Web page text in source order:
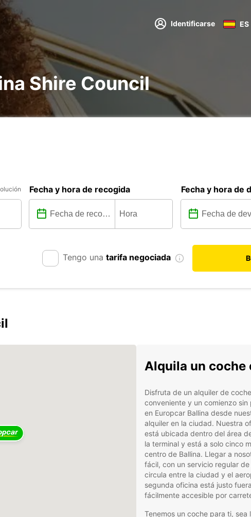
Identificarse ES
Shire Council
Fecha y hora de recogida Fecha y hora de
Tengo una tarifa negociada
Alquila un coche
Disfruta de un alquiler de
conveniente y un comienzo
en Europcar Ballina desde
alquiler en la ciudad. Nuestra
está ubicada dentro del área
la terminal y está a solo cinco
centro de Ballina. Llegar a
fácil, con un servicio regular
circula entre la ciudad y el
segunda oficina está justo
fácilmente accesible por
Tenemos un coche para ti, sea